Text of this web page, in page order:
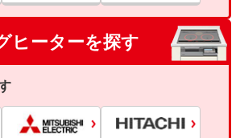
ヒーターを探す